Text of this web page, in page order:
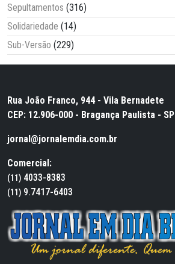
Sepultamentos (316)
Solidariedade (14)
Sub-Versão (229)
Rua João Franco, 944 - Vila Bernadete
CEP: 12.906-000 - Bragança Paulista - SP
jornal@jornalemdia.com.br
Comercial:
(11) 4033-8383
(11) 9.7417-6403